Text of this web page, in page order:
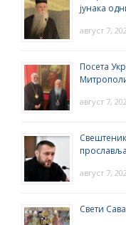
јунака
август 7,
Посета
август 7,
август 7,
Свети